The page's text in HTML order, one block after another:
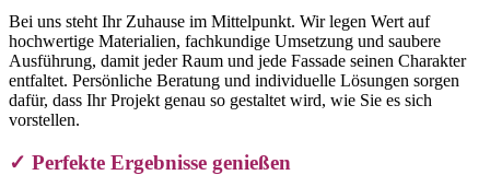
Bei uns steht Ihr Zuhause im Mittelpunkt. Wir legen Wert auf
hochwertige Materialien, fachkundige Umsetzung und saubere
Ausführung, damit jeder Raum und jede Fassade seinen Charakter
entfaltet. Persönliche Beratung und individuelle Lösungen sorgen
dafür, dass Ihr Projekt genau so gestaltet wird, wie Sie es sich
vorstellen.
✓ Perfekte Ergebnisse genießen